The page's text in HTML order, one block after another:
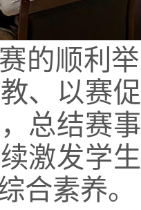
的顺利
、以赛
总结赛
激发学
合素养。